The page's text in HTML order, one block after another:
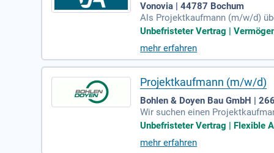
Vonovia | 44787 Bochum
Als Projektkaufmann (m/w/d)
zwischen technischen und
Pflege von Projektdaten sowie
e und bist der Ansprechpartner
an regelmäßigen
Unbefristeter Vertrag |
mehr erfahren
Projektkaufmann (m/w/d)
Bohlen & Doyen Bau GmbH |
Wir suchen einen
ännische Abwicklung von
olle. Neben einer
Unbefristeter Vertrag | Flexible
mehr erfahren